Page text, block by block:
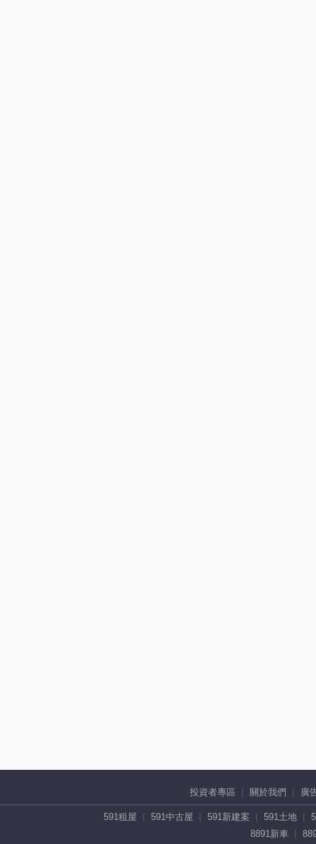
投資者專區 關於我們 廣
591租屋 591中古屋 591新建案 591土地
8891新車